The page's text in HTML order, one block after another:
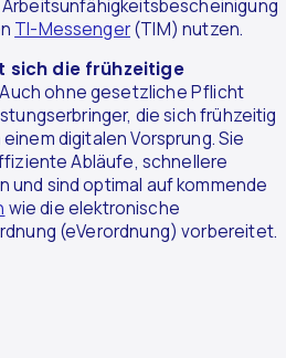
TI-Messenger(TIM) nutzen.
sich die frühzeitige
Auch ohne gesetzliche Pflicht
die sich frühzeitig
digitalen Vorsprung. Sie
Abläufe, schnellere
und sind optimal auf kommende
wie die elektronische
(eVerordnung) vorbereitet.